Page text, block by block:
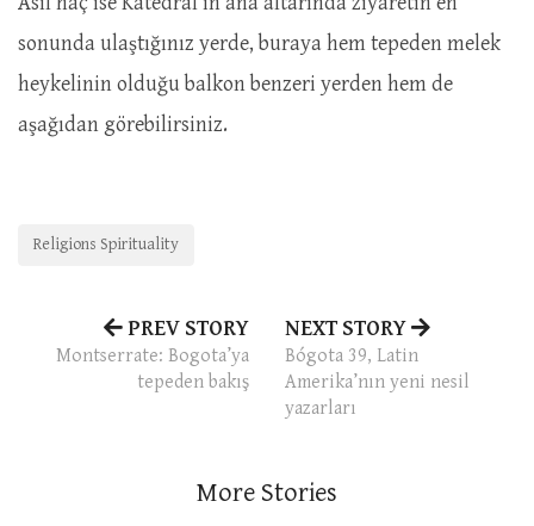
sonunda ulaştığınız yerde, buraya hem tepeden melek
heykelinin olduğu balkon benzeri yerden hem de
aşağıdan görebilirsiniz.
Religions Spirituality
PREV STORY
Montserrate: Bogota’ya
tepeden bakış
NEXT STORY
Bógota 39, Latin
Amerika’nın yeni nesil
yazarları
More Stories